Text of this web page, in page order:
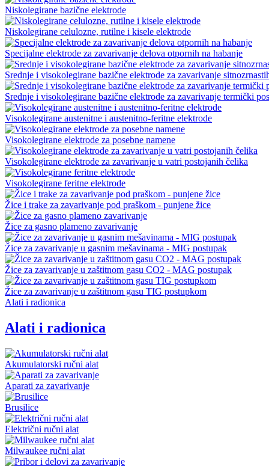
Niskolegirane bazične elektrode
Niskolegirane celulozne, rutilne i kisele elektrode
Specijalne elektrode za zavarivanje delova otpornih na habanje
Srednje i visokolegirane bazične elektrode za zavarivanje
Srednje i visokolegirane bazične elektrode za zavarivanje termički
Visokolegirane austenitne i austenitno-feritne elektrode
Visokolegirane elektrode za posebne namene
Visokolegirane elektrode za zavarivanje u vatri postojanih čelika
Visokolegirane feritne elektrode
Žice i trake za zavarivanje pod praškom - punjene žice
Žice za gasno plameno zavarivanje
Žice za zavarivanje u gasnim mešavinama - MIG postupak
Žice za zavarivanje u zaštitnom gasu CO2 - MAG postupak
Žice za zavarivanje u zaštitnom gasu TIG postupkom
Alati i radionica
Alati i radionica
Akumulatorski ručni alat
Aparati za zavarivanje
Brusilice
Električni ručni alat
Milwaukee ručni alat